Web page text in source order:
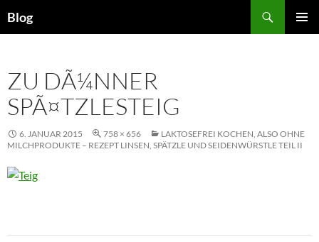
Inhalt
Blog
ZU DÃ¼NNER
SPÃ¤TZLESTEIG
6. JANUAR 2015 758 × 656
LAKTOSEFREI KOCHEN, ALSO OHNE
MILCHPRODUKTE – REZEPT LINSEN, SPÄTZLE UND SEIDENWÜRSTLE TEIL II